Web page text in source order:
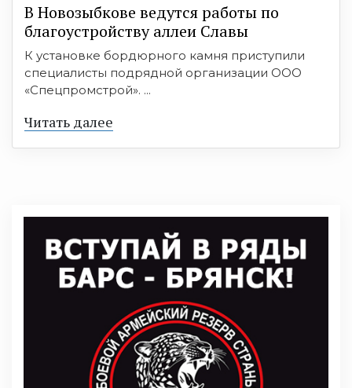
В Новозыбкове ведутся работы по
благоустройству аллеи Славы
К установке бордюрного камня приступили
специалисты подрядной организации ООО
«Спецпромстрой». ...
Читать далее